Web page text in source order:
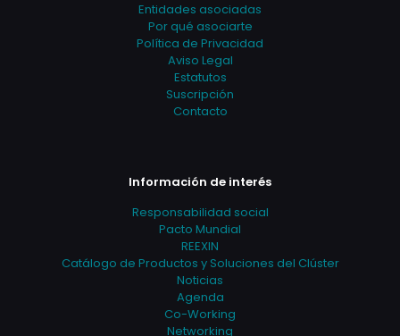
Entidades asociadas
Por qué asociarte
Política de Privacidad
Aviso Legal
Estatutos
Suscripción
Contacto
Información de interés
Responsabilidad social
Pacto Mundial
REEXIN
Catálogo de Productos y Soluciones del Clúster
Noticias
Agenda
Co-Working
Networking